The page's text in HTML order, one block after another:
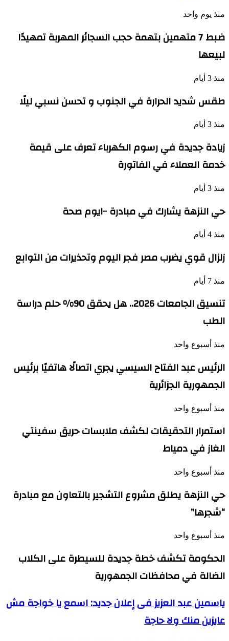
منذ يوم واحد
ضبط 7 متهمين بتهمة حجب السجائر المهربة تمهيدًا
لبيعها
منذ 3 أيام
طقس شديد الحرارة في الجنوب و تحسن نسبي ليلًا
منذ 3 أيام
زيادة جديدة في رسوم الكهرباء تعرف على قيمة
خدمة العملاء في الفاتورة
منذ 3 أيام
حي النزهة يشارك في مبادرة ١٠٠يوم صحة
منذ 4 أيام
زلزال قوي يضرب مصر فجر اليوم وتحذيرات من التوابع
منذ 7 أيام
تنسيق الجامعات 2026.. هل يحقق 90% حلم دراسة
الطب
منذ أسبوع واحد
الرئيس عبد الفتاح السيسي يجري اتصالًا هاتفيًا برئيس
الجمهورية الجزائرية
منذ أسبوع واحد
استمرار التحقيقات لكشف ملابسات حريق سفينتي
الغاز في دمياط
منذ أسبوع واحد
حي النزهة يطلق مشروع التشجير بالتعاون مع مبادرة
“شجرها”
منذ أسبوع واحد
الحكومة تكشف خطة جديدة للسيطرة على الكلاب
الضالة في محافظات الجمهورية
ياسمين
عبد
العزيز
فى
ياسمين عبد العزيز فى إعلان جديد: اسمع يا خواجة مش
عايزين منك ولا حاجة